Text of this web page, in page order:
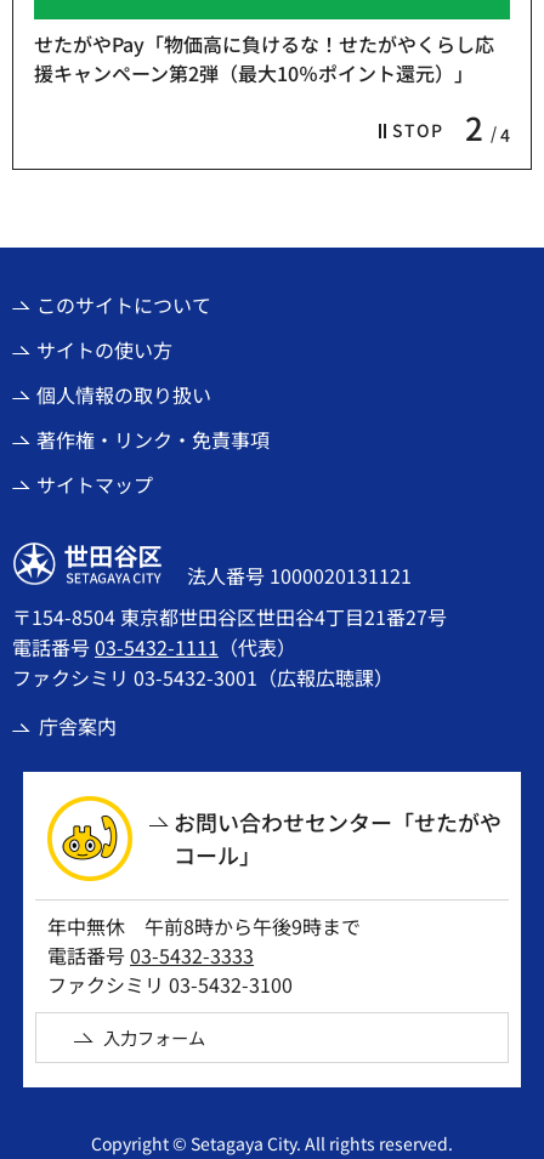
STOP 2 4
せたがやPay「物価高に負けるな！せたがやくらし応
援キャンペーン第2弾（最大10％ポイント還元）」
このサイトについて
サイトの使い方
個人情報の取り扱い
著作権・リンク・免責事項
サイトマップ
世田谷区
法人番号 1000020131121
〒154-8504 東京都世田谷区世田谷4丁目21番27号
電話番号03-5432-1111 （代表）
ファクシミリ 03-5432-3001（広報広聴課）
庁舎案内
お問い合わせセンター「せたがや
コール」
年中無休 午前8時から午後9時まで
電話番号03-5432-3333
ファクシミリ 03-5432-3100
入力フォーム
Copyright © Setagaya City. All rights reserved.